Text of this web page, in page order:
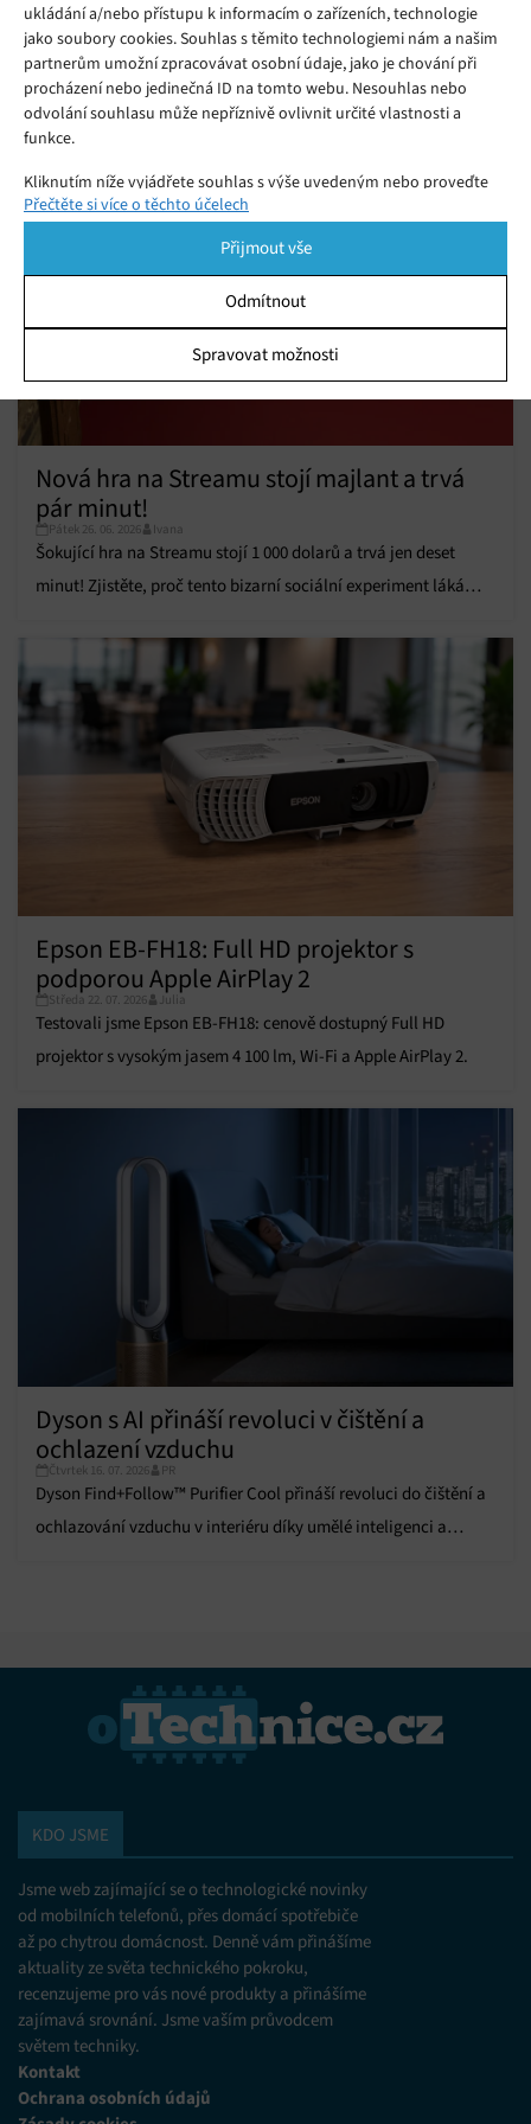
ukládání a/nebo přístupu k informacím o zařízeních, technologie
jako soubory cookies. Souhlas s těmito technologiemi nám a našim
partnerům umožní zpracovávat osobní údaje, jako je chování při
procházení nebo jedinečná ID na tomto webu. Nesouhlas nebo
odvolání souhlasu může nepříznivě ovlivnit určité vlastnosti a
funkce.
Kliknutím níže vyjádřete souhlas s výše uvedeným nebo proveďte
podrobnější rozhodnutí. Vaše volby budou použity pouze na tomto
pomocí přepínačů v Zásadách cookies nebo kliknutím na tlačítko
Spravovat souhlas ve spodní části obrazovky.
Ukládání a/nebo přístup k informacím v zařízení, Porozumění
publiku prostřednictvím statistik nebo kombinací údajů z
Marketing
Ukládání a/nebo přístup k informacím v zařízení, Použití
omezených údajů k výběru reklam, Vytváření profilů pro
personalizovanou reklamu, Používání profilů k výběru
personalizované reklamy, Vytváření profilů pro
personalizovaný obsah, Používání profilů pro výběr
obsahu.
Funkce
Přiřazování a kombinování údajů z jiných zdrojů
údajů, Propojení různých zařízení, Identifikace
zařízení na základě automaticky přenášených
Zajištění bezpečnosti, předcházení a zjišťování
voleb ochrany osobních údajů.
Přečtěte si více o těchto účelech
Přijmout vše
Odmítnout
Spravovat možnosti
Zdroj:engadget.com
Mohlo by se vám líbit
Nová hra na Streamu stojí majlant a trvá
pár minut!
Pátek 26. 06. 2026 Ivana
Šokující hra na Streamu stojí 1 000 dolarů a trvá jen deset
minut! Zjistěte, proč tento bizarní sociální experiment láká
Epson EB-FH18: Full HD projektor s
podporou Apple AirPlay 2
Středa 22. 07. 2026 Julia
Testovali jsme Epson EB-FH18: cenově dostupný Full HD
projektor s vysokým jasem 4 100 lm, Wi-Fi a Apple AirPlay 2.
Dyson s AI přináší revoluci v čištění a
ochlazení vzduchu
Čtvrtek 16. 07. 2026 PR
Dyson Find+Follow™ Purifier Cool přináší revoluci do čištění a
ochlazování vzduchu v interiéru díky umělé inteligenci a
KDO JSME
Jsme web zajímající se o technologické novinky
od mobilních telefonů, přes domácí spotřebiče
až po chytrou domácnost. Denně vám přinášíme
aktuality ze světa technického pokroku,
recenzujeme pro vás nové produkty a přinášíme
zajímavá srovnání. Jsme vaším průvodcem
světem techniky.
Kontakt
Ochrana osobních údajů